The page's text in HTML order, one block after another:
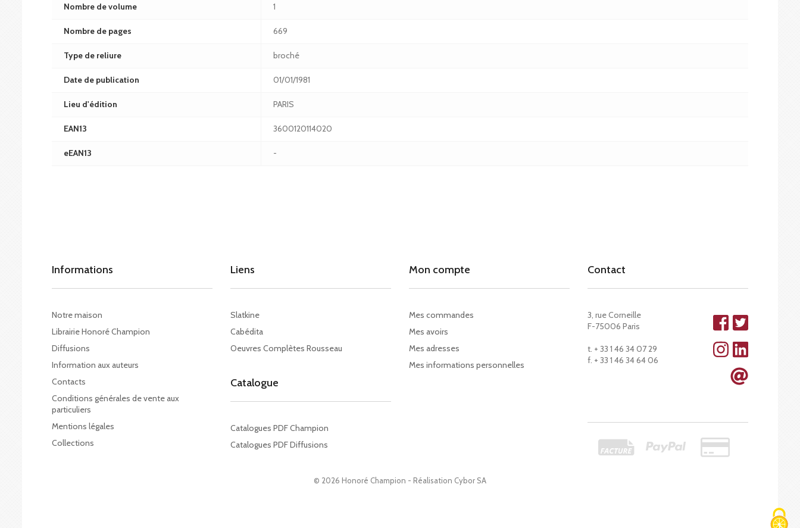
Nombre de volume 1
Nombre de pages 669
Type de reliure broché
Date de publication 01/01/1981
Lieu d'édition PARIS
EAN13 3600120114020
eEAN13 -
Informations
Notre maison
Librairie Honoré Champion
Diffusions
Information aux auteurs
Contacts
Conditions générales de vente aux
particuliers
Mentions légales
Collections
© 2026 Honoré Champion - Réalisation Cybor SA
Liens
Slatkine
Cabédita
Oeuvres Complètes Rousseau
Catalogue
Catalogues PDF Champion
Catalogues PDF Diffusions
Mon compte
Mes commandes
Mes avoirs
Mes adresses
Mes informations personnelles
Contact
3, rue Corneille
F-75006 Paris
t. + 33 1 46 34 07 29
f. + 33 1 46 34 64 06